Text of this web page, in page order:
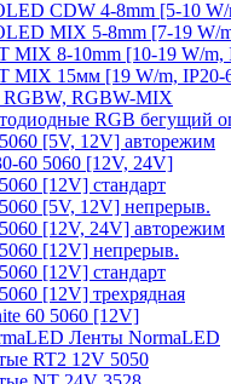
CDW 4-8mm [5-10 W/
MIX 5-8mm [7-19 W/
MIX 8-10mm [10-19 W/m,
MIX 15мм [19 W/m, IP20-
RGBW-MIX
[5V, 12V] авторежим
60 5060 [12V, 24V]
[12V] стандарт
[5V, 12V] непрерыв.
[12V, 24V] авторежим
[12V] непрерыв.
[12V] стандарт
[12V] трехрядная
60 5060 [12V]
Ленты NormaLED
RT2 12V 5050